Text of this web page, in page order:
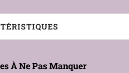
À Ne Pas Manquer